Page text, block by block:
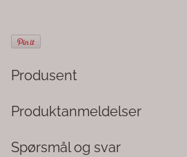
Produsent
Produktanmeldelser
Spørsmål og svar